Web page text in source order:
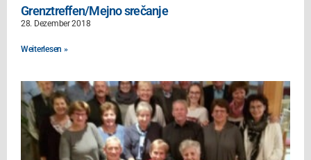
Grenztreffen/Mejno srečanje
28. Dezember 2018
Weiterlesen »